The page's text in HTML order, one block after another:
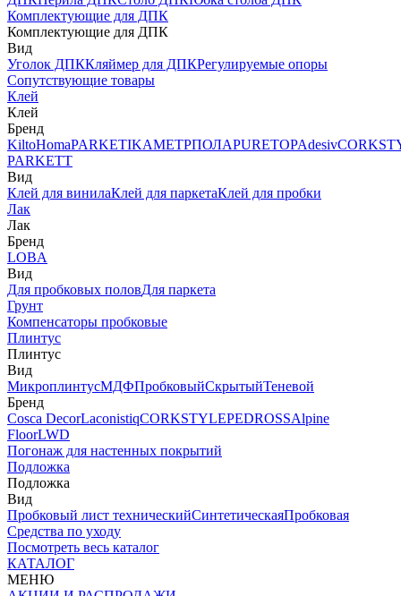
Комплектующие для ДПК
Комплектующие для ДПК
Вид
Уголок ДПККляймер для ДПКРегулируемые опоры
Сопутствующие товары
Клей
Клей
Бренд
KiltoHomaPARKETIKAМЕТРПОЛАPURETOPAdesiv
PARKETT
Вид
Клей для винилаКлей для паркетаКлей для пробки
Лак
Лак
Бренд
LOBA
Вид
Для пробковых половДля паркета
Грунт
Компенсаторы пробковые
Плинтус
Плинтус
Вид
МикроплинтусМДФПробковыйСкрытыйТеневой
Бренд
Cosca DecorLaconistiqCORKSTYLEPEDROSSAlpine
FloorLWD
Погонаж для настенных покрытий
Подложка
Подложка
Вид
Пробковый лист техническийСинтетическаяПробковая
Средства по уходу
Посмотреть весь каталог
КАТАЛОГ
МЕНЮ